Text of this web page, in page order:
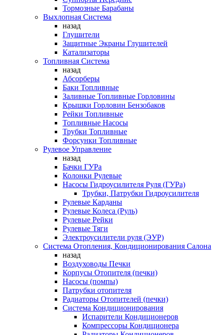
Тормозные Барабаны
Выхлопная Система
назад
Глушители
Защитные Экраны Глушителей
Катализаторы
Топливная Система
назад
Абсорберы
Баки Топливные
Заливные Топливные Горловины
Крышки Горловин Бензобаков
Рейки Топливные
Топливные Насосы
Трубки Топливные
Форсунки Топливные
Рулевое Управление
назад
Бачки ГУРа
Колонки Рулевые
Насосы Гидроусилителя Руля (ГУРа)
Трубки, Патрубки Гидроусилителя
Рулевые Карданы
Рулевые Колеса (Руль)
Рулевые Рейки
Рулевые Тяги
Электроусилители руля (ЭУР)
Система Отопления, Кондиционирования Салона
назад
Воздуховоды Печки
Корпусы Отопителя (печки)
Насосы (помпы)
Патрубки отопителя
Радиаторы Отопителей (печки)
Система Кондиционирования
Испарители Кондиционеров
Компрессоры Кондиционера